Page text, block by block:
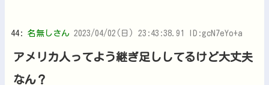
44: 名無しさん 2023/04/02(日) 23:43:38.91 ID:gcN7eYo+a
アメリカ人ってよう継ぎ足ししてるけど大丈夫
なん？